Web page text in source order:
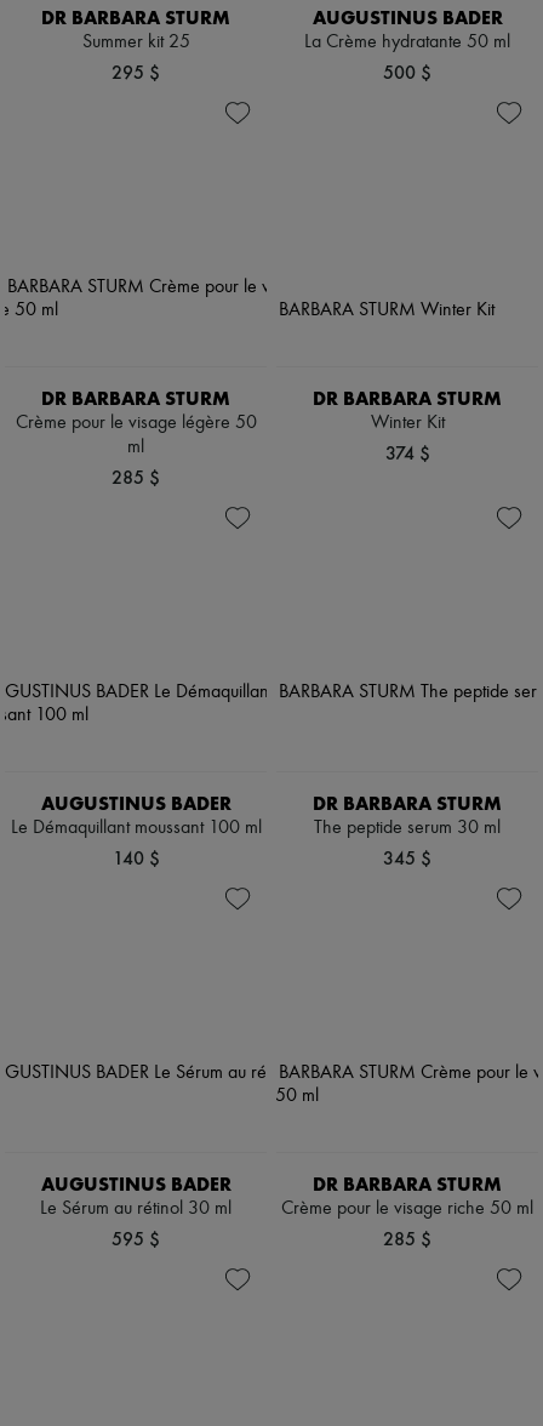
DR BARBARA STURM
Summer kit 25
295 $
AUGUSTINUS BADER
La Crème hydratante 50 ml
500 $
DR BARBARA STURM
Crème pour le visage légère 50
ml
285 $
DR BARBARA STURM
Winter Kit
374 $
AUGUSTINUS BADER
Le Démaquillant moussant 100 ml
140 $
DR BARBARA STURM
The peptide serum 30 ml
345 $
AUGUSTINUS BADER
Le Sérum au rétinol 30 ml
595 $
DR BARBARA STURM
Crème pour le visage riche 50 ml
285 $